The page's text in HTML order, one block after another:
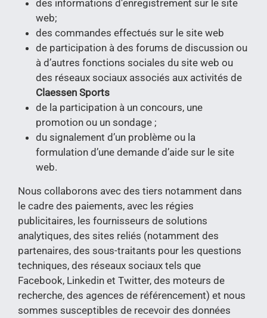
des informations d’enregistrement sur le site
web;
des commandes effectués sur le site web
de participation à des forums de discussion ou
à d’autres fonctions sociales du site web ou
des réseaux sociaux associés aux activités de
Claessen Sports
de la participation à un concours, une
promotion ou un sondage ;
du signalement d’un problème ou la
formulation d’une demande d’aide sur le site
web.
Nous collaborons avec des tiers notamment dans
le cadre des paiements, avec les régies
publicitaires, les fournisseurs de solutions
analytiques, des sites reliés (notamment des
partenaires, des sous-traitants pour les questions
techniques, des réseaux sociaux tels que
Facebook, Linkedin et Twitter, des moteurs de
recherche, des agences de référencement) et nous
sommes susceptibles de recevoir des données